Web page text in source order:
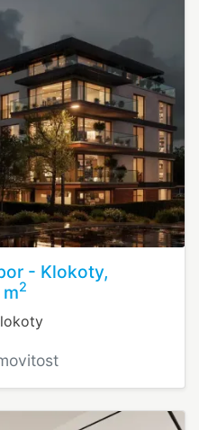
- Klokoty,
2